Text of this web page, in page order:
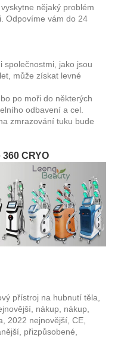
nějaký problém
Odpovíme vám do 24
společnostmi, jako jsou
může získat levné
po moři do některých
odbavení a cel.
zmrazování tuku bude
​​CRYO
přístroj na hubnutí těla,
nákup, nákup,
2022 nejnovější, CE,
přizpůsobené,